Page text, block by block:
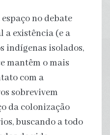
no debate
existência (e a
indígenas isolados,
mantêm o mais
com a
sobrevivem
da colonização
buscando a todo